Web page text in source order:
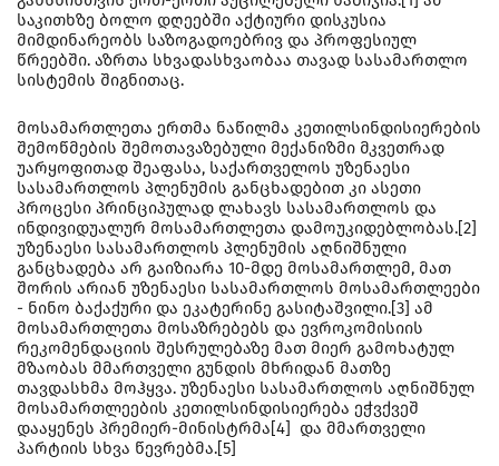
საკითხზე ბოლო დღეებში აქტიური დისკუსია
მიმდინარეობს საზოგადოებრივ და პროფესიულ
წრეებში. აზრთა სხვადასხვაობაა თავად სასამართლო
სისტემის შიგნითაც.
მოსამართლეთა ერთმა ნაწილმა კეთილსინდისიერების
შემოწმების შემოთავაზებული მექანიზმი მკვეთრად
უარყოფითად შეაფასა, საქართველოს უზენაესი
სასამართლოს პლენუმის განცხადებით კი ასეთი
პროცესი პრინციპულად ლახავს სასამართლოს და
ინდივიდუალურ მოსამართლეთა დამოუკიდებლობას.[2]
უზენაესი სასამართლოს პლენუმის აღნიშნული
განცხადება არ გაიზიარა 10-მდე მოსამართლემ, მათ
შორის არიან უზენაესი სასამართლოს მოსამართლეები
- ნინო ბაქაქური და ეკატერინე გასიტაშვილი.[3] ამ
მოსამართლეთა მოსაზრებებს და ევროკომისიის
რეკომენდაციის შესრულებაზე მათ მიერ გამოხატულ
მზაობას მმართველი გუნდის მხრიდან მათზე
თავდასხმა მოჰყვა. უზენაესი სასამართლოს აღნიშნულ
მოსამართლეების კეთილსინდისიერება ეჭვქვეშ
დააყენეს პრემიერ-მინისტრმა[4] და მმართველი
პარტიის სხვა წევრებმა.[5]